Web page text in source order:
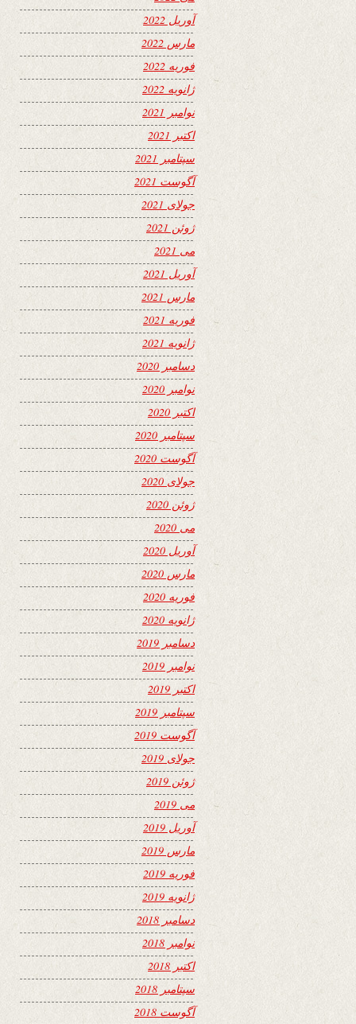
آوریل 2022
مارس 2022
فوریه 2022
ژانویه 2022
نوامبر 2021
اکتبر 2021
سپتامبر 2021
آگوست 2021
جولای 2021
ژوئن 2021
می 2021
آوریل 2021
مارس 2021
فوریه 2021
ژانویه 2021
دسامبر 2020
نوامبر 2020
اکتبر 2020
سپتامبر 2020
آگوست 2020
جولای 2020
ژوئن 2020
می 2020
آوریل 2020
مارس 2020
فوریه 2020
ژانویه 2020
دسامبر 2019
نوامبر 2019
اکتبر 2019
سپتامبر 2019
آگوست 2019
جولای 2019
ژوئن 2019
می 2019
آوریل 2019
مارس 2019
فوریه 2019
ژانویه 2019
دسامبر 2018
نوامبر 2018
اکتبر 2018
سپتامبر 2018
آگوست 2018